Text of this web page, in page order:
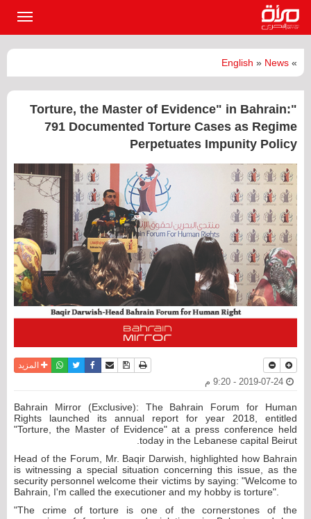
»
English » News
"Torture, the Master of Evidence" in Bahrain:
791 Documented Torture Cases as Regime
Perpetuates Impunity Policy
نسخة للطباعة
حفظ الموضوع
أرسل الى صديق
فيسبوكتويترواتسابالمزيد
Bahrain Mirror (Exclusive): The Bahrain Forum for Human
Rights launched its annual report for year 2018, entitled
"Torture, the Master of Evidence" at a press conference held
today in the Lebanese capital Beirut.
Head of the Forum, Mr. Baqir Darwish, highlighted how Bahrain
is witnessing a special situation concerning this issue, as the
security personnel welcome their victims by saying: "Welcome to
Bahrain, I'm called the executioner and my hobby is torture".
"The crime of torture is one of the cornerstones of the